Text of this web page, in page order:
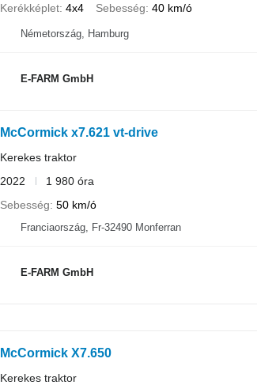
Kerékképlet 4x4 Sebesség 40 km/ó
Németország, Hamburg
E-FARM GmbH
McCormick x7.621 vt-drive
Kerekes traktor
2022
1 980 óra
Sebesség 50 km/ó
Franciaország, Fr-32490 Monferran
E-FARM GmbH
McCormick X7.650
Kerekes traktor